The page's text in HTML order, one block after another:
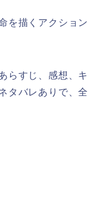
を描くアクション
らすじ、感想、キ
タバレありで、全